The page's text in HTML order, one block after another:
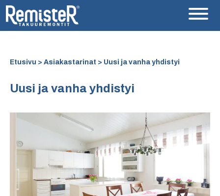
Etusivu > Asiakastarinat > Uusi ja vanha yhdistyi
Uusi ja vanha yhdistyi